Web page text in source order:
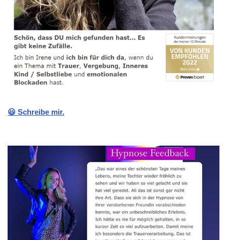
😃 Schreibe mir.